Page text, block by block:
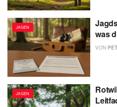
JAGEN
was
VON
JAGEN